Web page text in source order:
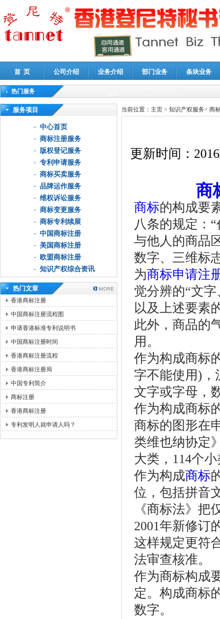
首 页 公司介绍 业务介绍 部门业务 条块业务
热门服务
高新技术企业认定审计|企业所得税汇算清缴申报鉴证
服务项目
中心首页
商标注册服务
版权登记服务
专利申请服务
商标买卖服务
品牌运作服务
维权诉讼服务
商标变更服务
商标专利续展
中国商标注册
美国商标注册
欧盟商标注册
知识产权综合资讯
热门文章
香港商标注册
中国商标注册流程图
申请香港标准专利说明书
中国商标注册时间
香港商标注册流程
香港商标注册局
中国专利简介
商标注册
香港商标注册
专利发明人就申请人吗？
当前位置： 主页 > 知识产权服务> 商
更新时间：
商
商标的构成要
八条的规定：
与他人的商品
数字、三维标
为商标申请注
觉分辨的“文
以及上述要素
此外，商品的
用。
作为构成商标
字不能使用)，
文字或字母，
作为构成商标
商标的图形在
类维也纳协定
大类，114个
作为构成商标
位，包括拼音
《商标法》
2001年新修订
这样规定更符
法审查核准。
作为商标构成
定。构成商标
数字。